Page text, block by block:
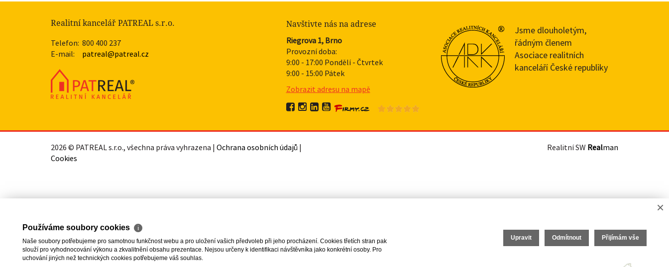
Realitní kancelář PATREAL s.r.o.
Telefon: 800 400 237
E-mail:
patreal@patreal.cz
Navštivte nás na adrese
Riegrova 1, Brno
Provozní doba:
9:00 - 17:00 Pondělí - Čtvrtek
9:00 - 15:00 Pátek
Zobrazit adresu na mapě
Jsme dlouholetým,
řádným členem
Asociace realitních
kanceláří České republiky
2026 © PATREAL s.r.o., všechna práva vyhrazena | Ochrana osobních údajů |
Cookies
Realitní SW Realman
×
Používáme soubory cookies ℹ
Naše soubory potřebujeme pro samotnou funkčnost webu a pro uložení vašich předvoleb při jeho procházení. Cookies třetích stran pak
slouží pro vyhodnocování výkonu a zkvalitnění obsahu prezentace. Nejsou určeny k identifikaci návštěvníka jako konkrétní osoby. Pro
uchování jiných než technických cookies potřebujeme váš souhlas.
Upravit Odmítnout Přijímám vše